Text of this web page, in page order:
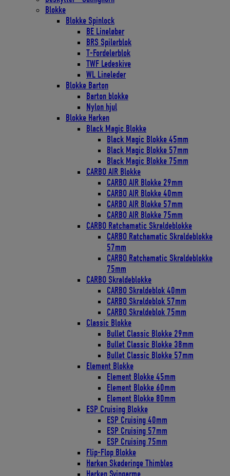
Blokke
Blokke Spinlock
BE Lineløber
BRS Spilerblok
T-Fordelerblok
TWF Ledeskive
WL Lineleder
Blokke Barton
Barton blokke
Nylon hjul
Blokke Harken
Black Magic Blokke
Black Magic Blokke 45mm
Black Magic Blokke 57mm
Black Magic Blokke 75mm
CARBO AIR Blokke
CARBO AIR Blokke 29mm
CARBO AIR Blokke 40mm
CARBO AIR Blokke 57mm
CARBO AIR Blokke 75mm
CARBO Ratchamatic Skraldeblokke
CARBO Ratchamatic Skraldeblokke
57mm
CARBO Ratchamatic Skraldeblokke
75mm
CARBO Skraldeblokke
CARBO Skraldeblok 40mm
CARBO Skraldeblok 57mm
CARBO Skraldeblok 75mm
Classic Blokke
Bullet Classic Blokke 29mm
Bullet Classic Blokke 38mm
Bullet Classic Blokke 57mm
Element Blokke
Element Blokke 45mm
Element Blokke 60mm
Element Blokke 80mm
ESP Cruising Blokke
ESP Cruising 40mm
ESP Cruising 57mm
ESP Cruising 75mm
Flip-Flop Blokke
Harken Skøderinge Thimbles